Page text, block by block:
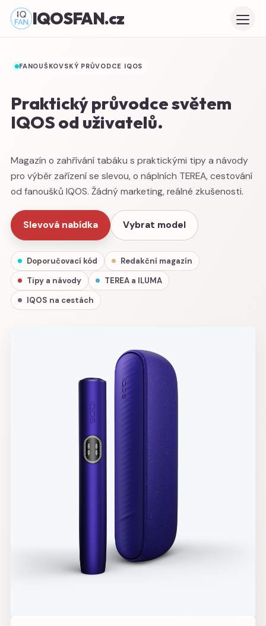
IQOSFAN.cz
FANOUŠKOVSKÝ PRŮVODCE IQOS
Praktický průvodce světem
IQOS od uživatelů.
Magazín o zahřívání tabáku s praktickými tipy a návody
pro výběr zařízení se slevou, o náplních TEREA, cestování
od fanoušků IQOS. Žádný marketing, reálné zkušenosti.
Slevová nabídka Vybrat model
Doporučovací kód
Redakční magazín
Tipy a návody
TEREA a ILUMA
IQOS na cestách